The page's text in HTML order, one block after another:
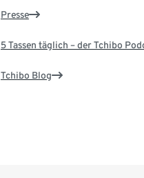
Presse
5 Tassen täglich – der Tchibo
Tchibo Blog